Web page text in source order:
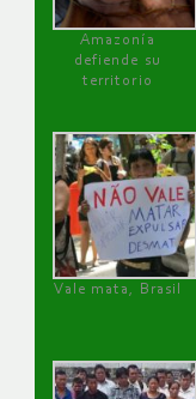
Amazonía
defiende su
territorio
Vale mata, Brasil